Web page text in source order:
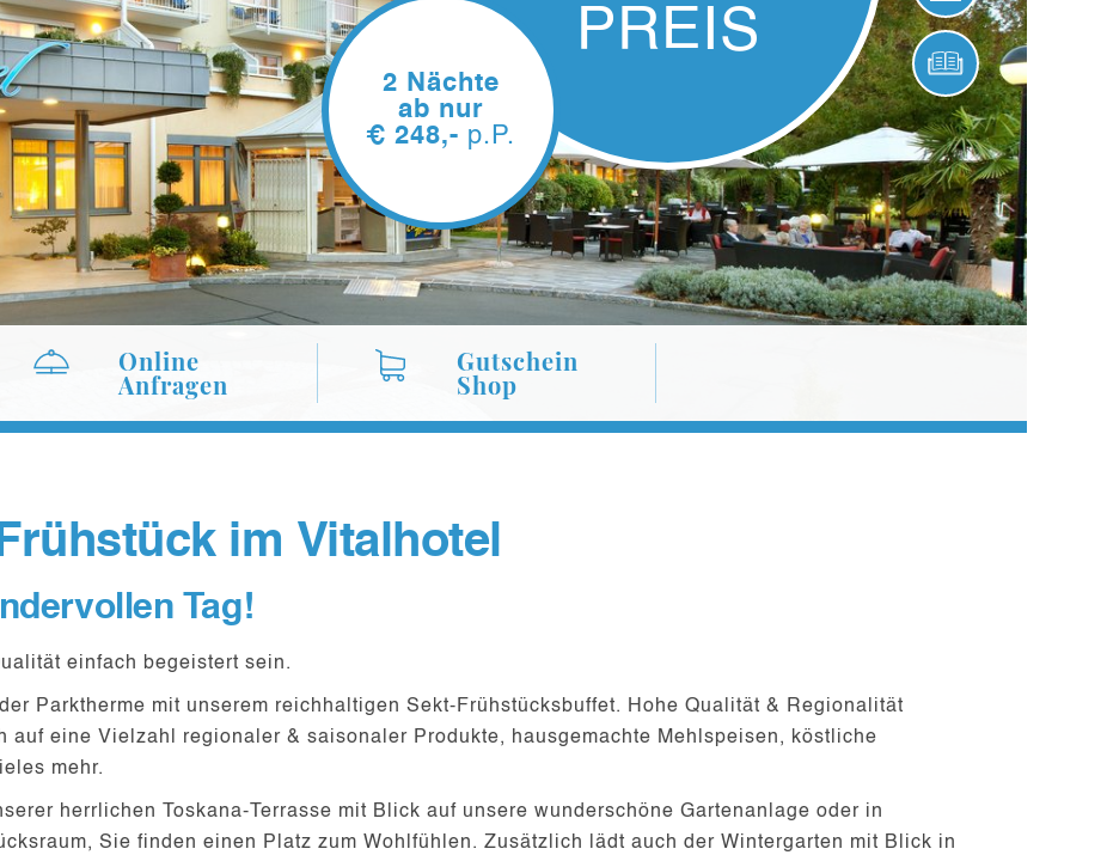
2 Nächte
ab nur
€ 248,-
Online
Anfragen
Gutschein
Shop
ONLINE BUCHEN
im Vitalhotel
Tag!
einfach begeistert sein.
Parktherme mit unserem reichhaltigen Sekt-Frühstücksbuffet. Hohe Qualität & Regionalität
auf eine Vielzahl regionaler & saisonaler Produkte, hausgemachte Mehlspeisen, köstliche
mehr.
herrlichen Toskana-Terrasse mit Blick auf unsere wunderschöne Gartenanlage oder in
, Sie finden einen Platz zum Wohlfühlen. Zusätzlich lädt auch der Wintergarten mit Blick in